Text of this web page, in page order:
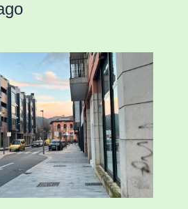
tasatuei buruzko lehen
du Durangok